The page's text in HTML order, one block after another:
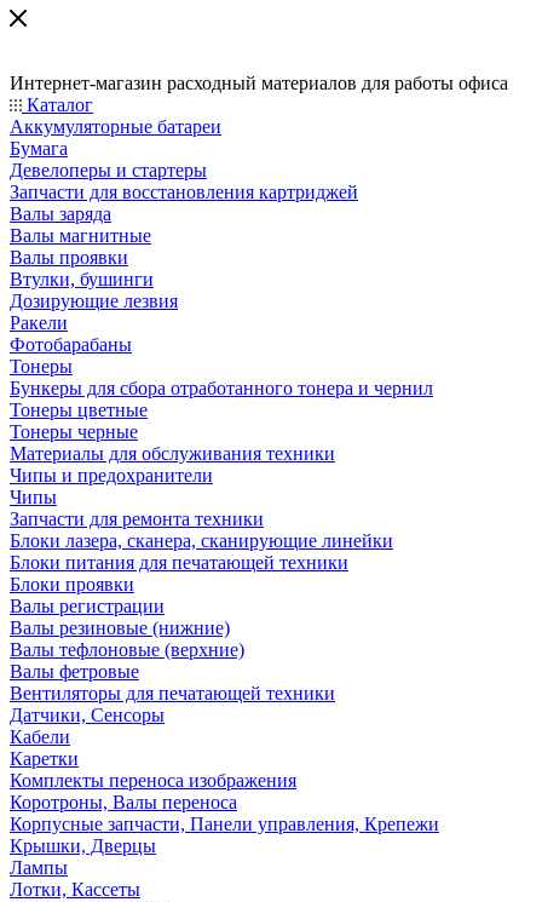
Интернет-магазин расходный материалов для работы офиса
Каталог
Аккумуляторные батареи
Бумага
Девелоперы и стартеры
Запчасти для восстановления картриджей
Валы заряда
Валы магнитные
Валы проявки
Втулки, бушинги
Дозирующие лезвия
Ракели
Фотобарабаны
Тонеры
Бункеры для сбора отработанного тонера и чернил
Тонеры цветные
Тонеры черные
Материалы для обслуживания техники
Чипы и предохранители
Чипы
Запчасти для ремонта техники
Блоки лазера, сканера, сканирующие линейки
Блоки питания для печатающей техники
Блоки проявки
Валы регистрации
Валы резиновые (нижние)
Валы тефлоновые (верхние)
Валы фетровые
Вентиляторы для печатающей техники
Датчики, Сенсоры
Кабели
Каретки
Комплекты переноса изображения
Коротроны, Валы переноса
Корпусные запчасти, Панели управления, Крепежи
Крышки, Дверцы
Лампы
Лотки, Кассеты